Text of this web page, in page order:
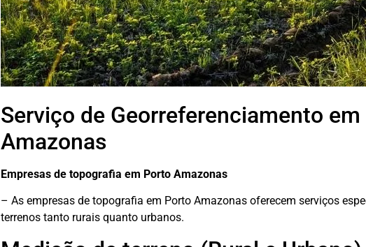
Serviço de Georreferenciamento
Amazonas
Empresas de topografia em Porto Amazonas
– As empresas de topografia em Porto Amazonas oferecem serviços
terrenos tanto rurais quanto urbanos.